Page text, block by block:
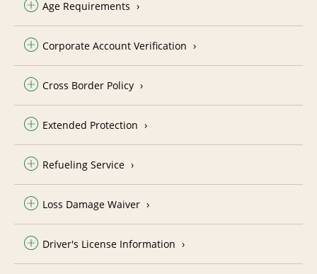
Age Requirements
Corporate Account Verification
Cross Border Policy
Extended Protection
Refueling Service
Loss Damage Waiver
Driver's License Information